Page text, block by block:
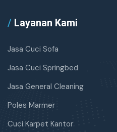
/ Layanan Kami
Jasa Cuci Sofa
Jasa Cuci Springbed
Jasa General Cleaning
Poles Marmer
Cuci Karpet Kantor